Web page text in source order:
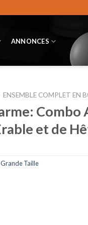
ANNONCES
ENSEMBLE COMPLET EN
Combo
et de
Grande Taille